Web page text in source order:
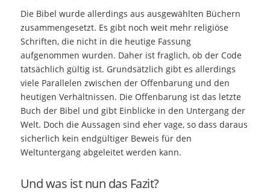
Die Bibel wurde allerdings aus ausgewählten Büchern
zusammengesetzt. Es gibt noch weit mehr religiöse
Schriften, die nicht in die heutige Fassung
aufgenommen wurden. Daher ist fraglich, ob der Code
tatsächlich gültig ist. Grundsätzlich gibt es allerdings
viele Parallelen zwischen der Offenbarung und den
heutigen Verhältnissen. Die Offenbarung ist das letzte
Buch der Bibel und gibt Einblicke in den Untergang der
Welt. Doch die Aussagen sind eher vage, so dass daraus
sicherlich kein endgültiger Beweis für den
Weltuntergang abgeleitet werden kann.
Und was ist nun das Fazit?